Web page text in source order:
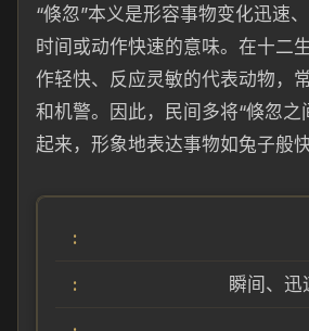
“倏忽”本义是形容事物变化迅速
时间或动作快速的意味。在十二
作轻快、反应灵敏的代表动物，
和机警。因此，民间多将“倏忽之
起来，形象地表达事物如兔子般
瞬间、迅